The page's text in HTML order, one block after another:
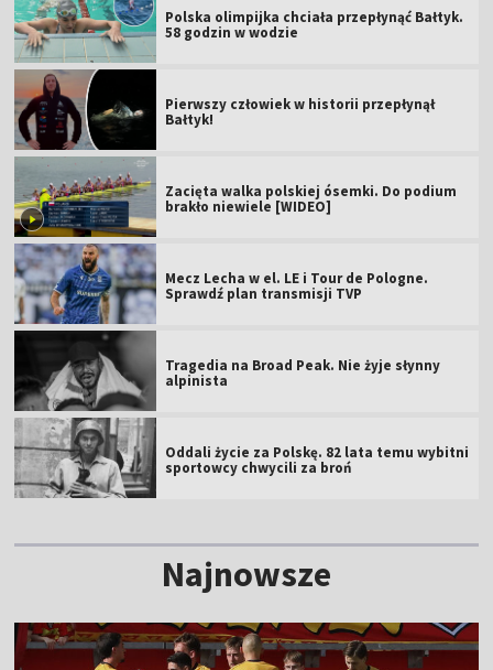
Polska olimpijka chciała przepłynąć Bałtyk.
58 godzin w wodzie
Pierwszy człowiek w historii przepłynął
Bałtyk!
Zacięta walka polskiej ósemki. Do podium
brakło niewiele [WIDEO]
Mecz Lecha w el. LE i Tour de Pologne.
Sprawdź plan transmisji TVP
Tragedia na Broad Peak. Nie żyje słynny
alpinista
Oddali życie za Polskę. 82 lata temu wybitni
sportowcy chwycili za broń
Najnowsze